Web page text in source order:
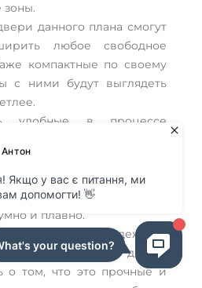
зоны.
данного плана смогут
любое свободное
компактные по своему
с ними будут выглядеть
удобные в процессе
Дело в том, что для их
современную
Это даст
и открывать систему
и плавно.
и очень надежные.
раздвижные двери,
о том, что это прочные и